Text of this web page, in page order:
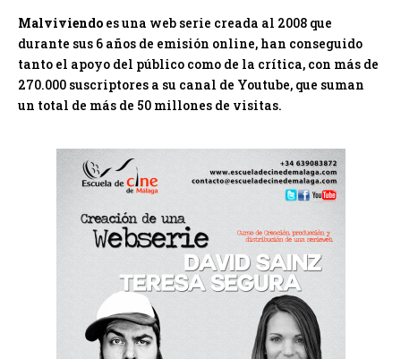
Malviviendo es una web serie creada al 2008 que
durante sus 6 años de emisión online, han conseguido
tanto el apoyo del público como de la crítica, con más de
270.000 suscriptores a su canal de Youtube, que suman
un total de más de 50 millones de visitas.